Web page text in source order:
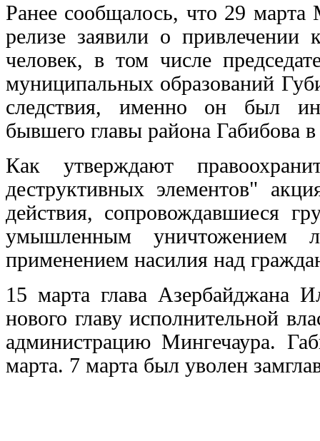
Ранее сообщалось, что 29
релизе заявили о привлечении
человек, в том числе
муниципальных образований
следствия, именно он был
бывшего главы района Габибова
Как утверждают
деструктивных элементов"
действия, сопровождавшиеся
умышленным уничтожением
применением насилия над
15 марта глава Азербайджана
нового главу исполнительной
администрацию Мингечаура.
марта. 7 марта был уволен